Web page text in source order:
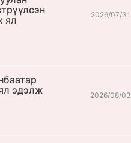
ял
2026/07/31
эдэлж
2026/08/03